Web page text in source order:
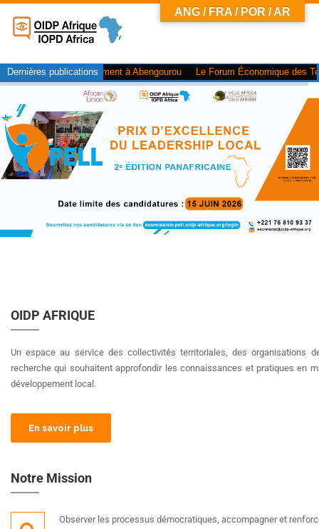
Dernières publications
Le Forum Économique des Territoires d’Afrique clôt son étape
OIDP AFRIQUE
Un espace au service des collectivités territoriales, des organisations
recherche qui souhaitent approfondir les connaissances et pratiques en
développement local.
En savoir plus
Notre Mission
Observer les processus démocratiques, accompagner et
ANG / FRA / POR / AR